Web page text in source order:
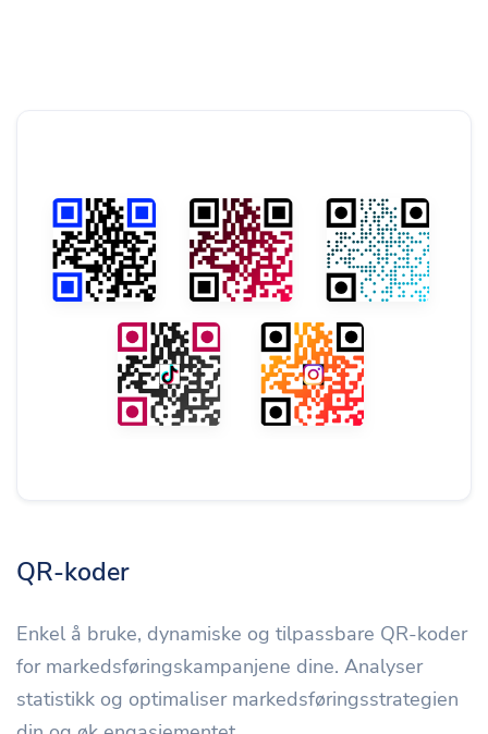
QR-koder
Enkel å bruke, dynamiske og tilpassbare QR-koder
for markedsføringskampanjene dine. Analyser
statistikk og optimaliser markedsføringsstrategien